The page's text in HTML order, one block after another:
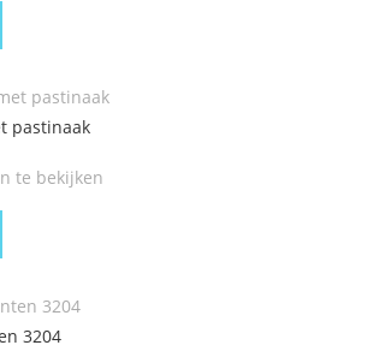
pastinaak
te bekijken
3204